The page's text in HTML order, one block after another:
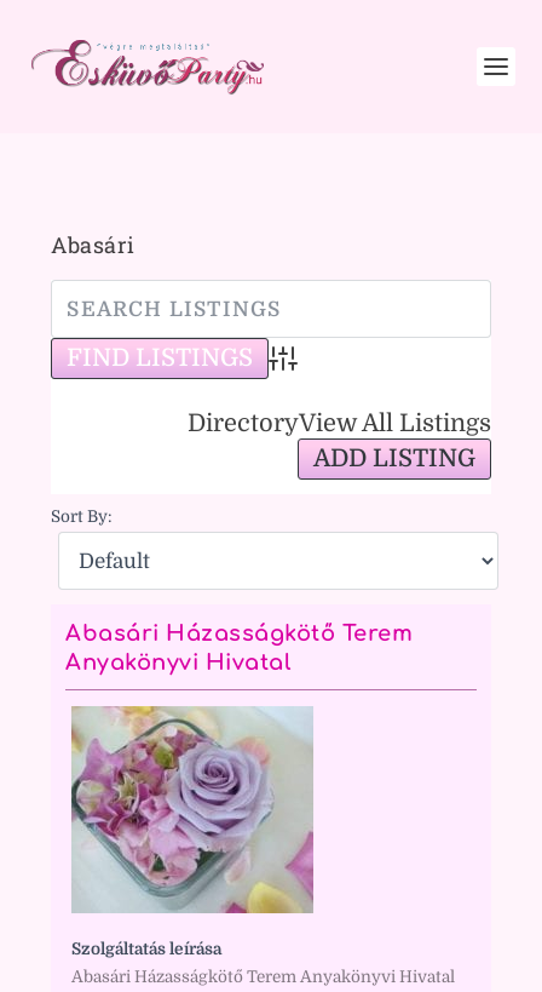
Abasári
Advanced Search
DirectoryView All Listings
ADD LISTING
Sort By:
Abasári Házasságkötő Terem
Anyakönyvi Hivatal
Szolgáltatás leírása
Abasári Házasságkötő Terem Anyakönyvi Hivatal